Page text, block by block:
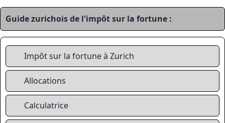
Guide zurichois de l'impôt sur la fortune :
Impôt sur la fortune à Zurich
Allocations
Calculatrice